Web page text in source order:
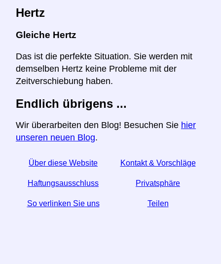
Hertz
Gleiche Hertz
Das ist die perfekte Situation. Sie werden mit
demselben Hertz keine Probleme mit der
Zeitverschiebung haben.
Endlich übrigens ...
Wir überarbeiten den Blog! Besuchen Sie hier
unseren neuen Blog.
Über diese Website Kontakt & Vorschläge
Haftungsausschluss Privatsphäre
So verlinken Sie uns Teilen